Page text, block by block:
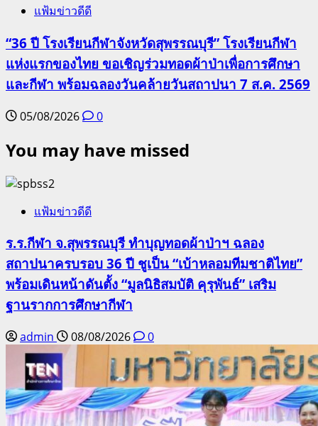
แฟ้มข่าวดีดี
“36 ปี โรงเรียนกีฬาจังหวัดสุพรรณบุรี” โรงเรียนกีฬา
แห่งแรกของไทย ขอเชิญร่วมทอดผ้าป่าเพื่อการศึกษา
และกีฬา พร้อมฉลองวันคล้ายวันสถาปนา 7 ส.ค. 2569
05/08/2026 0
You may have missed
แฟ้มข่าวดีดี
ร.ร.กีฬา จ.สุพรรณบุรี ทำบุญทอดผ้าป่าฯ ฉลอง
สถาปนาครบรอบ 36 ปี ชูเป็น “เบ้าหลอมทีมชาติไทย”
พร้อมเดินหน้าดันตั้ง “มูลนิธิสมบัติ คุรุพันธ์” เสริม
ฐานรากการศึกษากีฬา
admin 08/08/2026 0